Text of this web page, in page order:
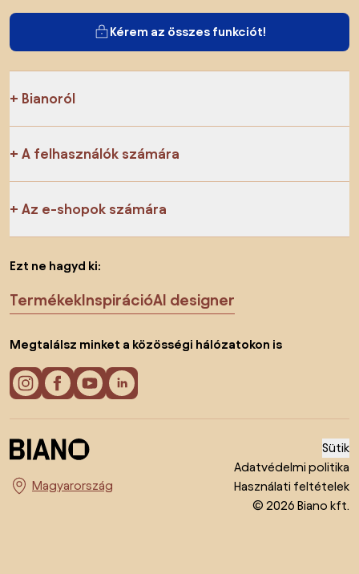
Kérem az összes funkciót!
Bianoról
A felhasználók számára
Az e-shopok számára
Ezt ne hagyd ki:
TermékekInspirációAI designer
Megtalálsz minket a közösségi hálózatokon is
Ország megváltoztatása
Sütik
Adatvédelmi politika
Használati feltételek
© 2026 Biano kft.